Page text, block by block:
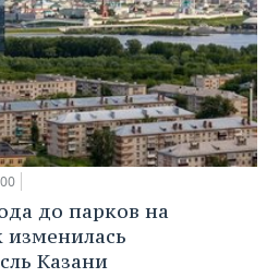
до парков на
изменилась
Казани